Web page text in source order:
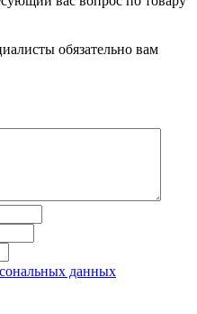
обязательно вам
данных